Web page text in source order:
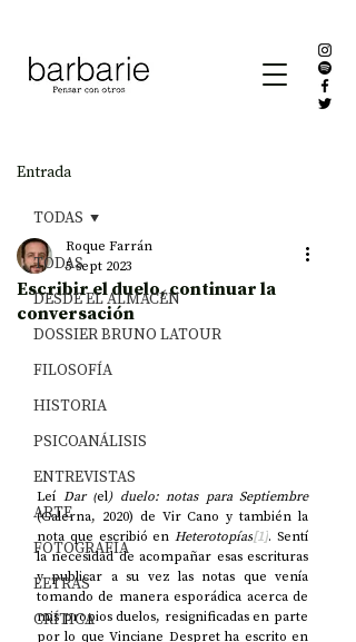
Entrada
TODAS
DESDE EL ALMACÉN
DOSSIER BRUNO LATOUR
FILOSOFÍA
HISTORIA
PSICOANÁLISIS
ENTREVISTAS
ARTE
FOTOGRAFÍA
LETRAS
CRÍTICA
TODAS
Escribir el duelo, continuar la
conversación
Roque Farrán
5 sept 2023
Leí Dar (el
) duelo: notas para Septiembre
(Galerna, 2020) de Vir Cano y también la
nota que escribió en Heterotopías[1]. Sentí
la necesidad de acompañar esas escrituras
y publicar a su vez las notas que venía
tomando de manera esporádica acerca de
mis propios duelos, resignificadas en parte